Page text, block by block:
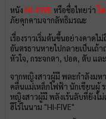
หนัง HI-FIVEหรือชื่อไทยว่าไ
ภัยคุกคามจากลัทธิมรณะ
เรื่องราวเริ่มต้นขึ้นอย่างคาดไ
อันตรธานหายไปกลายเป็นเถ้
หัวใจ, กระจกตา, ปอด, ตับ แล
จากหญิงสาวผู้มี พละกำลังมห
คลื่นแม่เหล็กไฟฟ้า นักเขียนผู้
หญิงสาวผู้มี พลังเร้นลับที่ยังไม่
ฮีโร่ในนาม "HI-FIVE"